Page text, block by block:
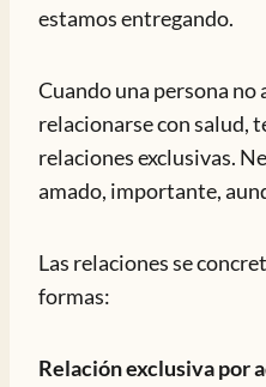
estamos entregando.
Cuando una persona no
relacionarse con salud,
relaciones exclusivas.
amado, importante,
Las relaciones se
formas:
Relación exclusiva por